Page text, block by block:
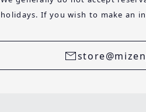
holidays. If you wish to make an